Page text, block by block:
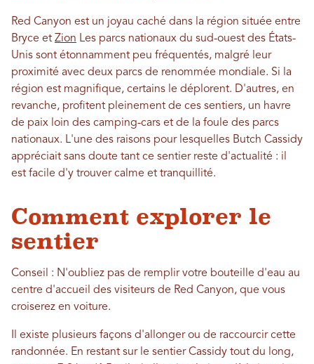
Red Canyon est un joyau caché dans la région située entre
Bryce et Zion Les parcs nationaux du sud-ouest des États-
Unis sont étonnamment peu fréquentés, malgré leur
proximité avec deux parcs de renommée mondiale. Si la
région est magnifique, certains le déplorent. D'autres, en
revanche, profitent pleinement de ces sentiers, un havre
de paix loin des camping-cars et de la foule des parcs
nationaux. L'une des raisons pour lesquelles Butch Cassidy
appréciait sans doute tant ce sentier reste d'actualité : il
est facile d'y trouver calme et tranquillité.
Comment explorer le
sentier
Conseil : N'oubliez pas de remplir votre bouteille d'eau au
centre d'accueil des visiteurs de Red Canyon, que vous
croiserez en voiture.
Il existe plusieurs façons d'allonger ou de raccourcir cette
randonnée. En restant sur le sentier Cassidy tout du long,